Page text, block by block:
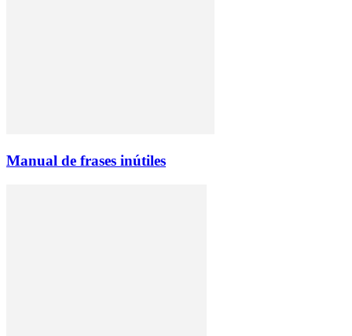
Manual de frases inútiles